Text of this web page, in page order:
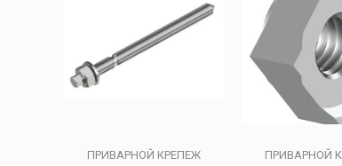
ПРИВАРНОЙ КРЕПЕЖ ПРИВАРНОЙ